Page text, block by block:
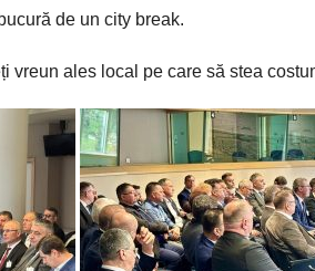
de un city break.
vreun ales local pe care să stea